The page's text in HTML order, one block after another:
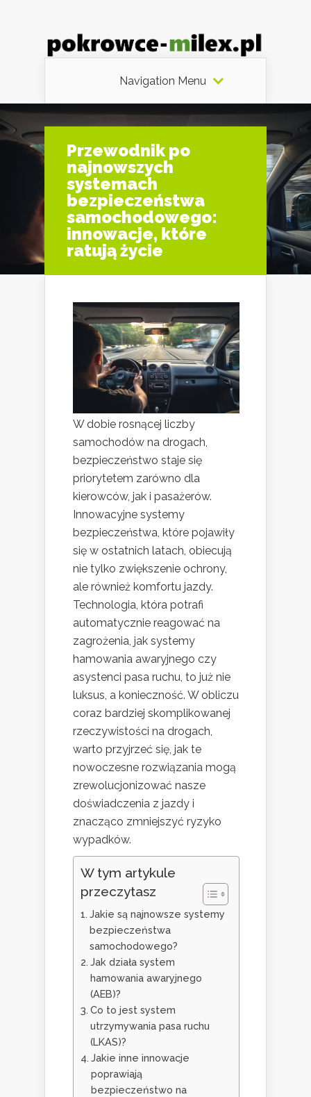
Navigation Menu
Przewodnik po
najnowszych
systemach
bezpieczeństwa
samochodowego:
innowacje, które
ratują życie
W dobie rosnącej liczby
samochodów na drogach,
bezpieczeństwo staje się
priorytetem zarówno dla
kierowców, jak i pasażerów.
Innowacyjne systemy
bezpieczeństwa, które pojawiły
się w ostatnich latach, obiecują
nie tylko zwiększenie ochrony,
ale również komfortu jazdy.
Technologia, która potrafi
automatycznie reagować na
zagrożenia, jak systemy
hamowania awaryjnego czy
asystenci pasa ruchu, to już nie
luksus, a konieczność. W obliczu
coraz bardziej skomplikowanej
rzeczywistości na drogach,
warto przyjrzeć się, jak te
nowoczesne rozwiązania mogą
zrewolucjonizować nasze
doświadczenia z jazdy i
znacząco zmniejszyć ryzyko
wypadków.
W tym artykule
przeczytasz
Jakie są najnowsze systemy
bezpieczeństwa
samochodowego?
Jak działa system
hamowania awaryjnego
(AEB)?
Co to jest system
utrzymywania pasa ruchu
(LKAS)?
Jakie inne innowacje
poprawiają
bezpieczeństwo na